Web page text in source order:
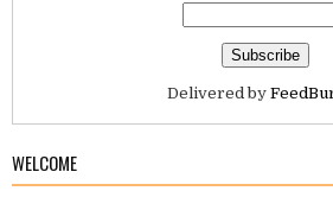
Delivered by
WELCOME